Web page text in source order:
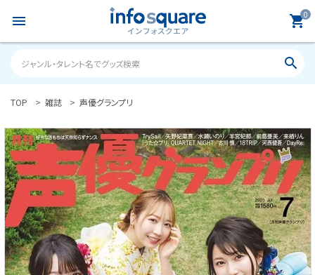
menu 0
shopping_cart
search
ACCOUNT MENU
ようこそ ゲスト 様
meeting_room ログイン person 新規会員登録
カテゴリーから探す
TOP 雑誌 声優グランプリ